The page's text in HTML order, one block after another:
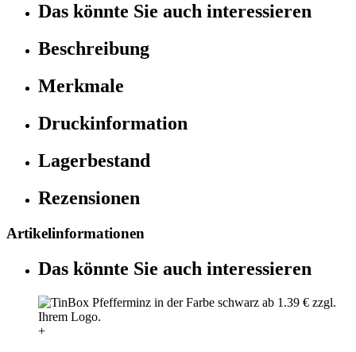
Das könnte Sie auch interessieren
Beschreibung
Merkmale
Druckinformation
Lagerbestand
Rezensionen
Artikelinformationen
Das könnte Sie auch interessieren
+